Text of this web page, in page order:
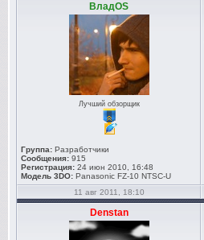
ВладOS
Лучший обзорщик
Группа: Разработчики
Сообщения: 915
Регистрация: 24 июн 2010, 16:48
Модель 3DO: Panasonic FZ-10 NTSC-U
11 авг 2011, 18:10
Denstan